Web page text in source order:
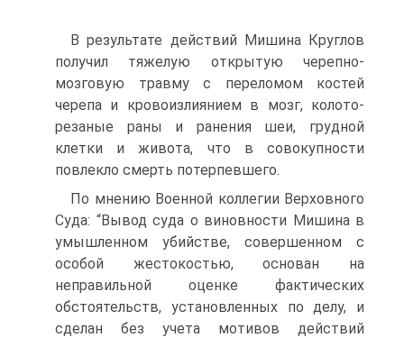
В результате действий Мишина Круглов
получил тяжелую открытую черепно-
мозговую травму с переломом костей
черепа и кровоизлиянием в мозг, колото-
резаные раны и ранения шеи, грудной
клетки и живота, что в совокупности
повлекло смерть потерпевшего.
По мнению Военной коллегии Верховного
Суда: “Вывод суда о виновности Мишина в
умышленном убийстве, совершенном с
особой жестокостью, основан на
неправильной оценке фактических
обстоятельств, установленных по делу, и
сделан без учета мотивов действий